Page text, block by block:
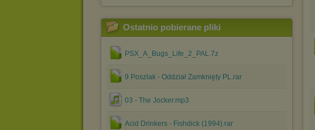
Ostatnio pobierane pliki
PSX_A_Bugs_Life_2_PAL.7z
9 Poszlak - Oddział Zamknięty PL.rar
03 - The Jocker.mp3
Acid Drinkers - Fishdick (1994).rar